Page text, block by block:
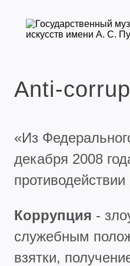
Anti-
«Из
декабря 2008
Коррупция -
служебным
взятки,